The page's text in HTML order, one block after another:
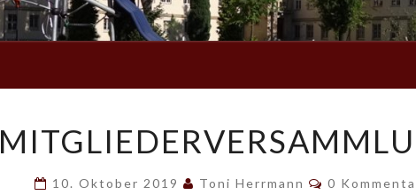
10. Oktober 2019 Toni Herrmann Kommentare
0